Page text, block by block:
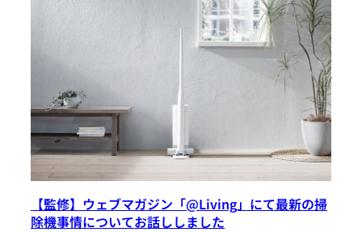
【監修】ウェブマガジン「@Living」にて最新の掃
除機事情についてお話ししました